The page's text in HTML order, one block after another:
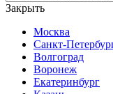
Закрыть
Москва
Санкт-
Волгоград
Воронеж
Екатеринбург